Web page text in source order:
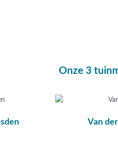
Edison van Garden
Onze 3
Van